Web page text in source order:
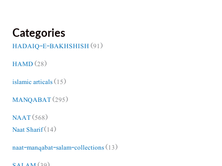
Categories
HADAIQ-E-BAKHSHISH(91)
HAMD(28)
islamic articals(15)
MANQABAT(295)
NAAT(568)
Naat Sharif(14)
naat-manqabat-salam-collections(13)